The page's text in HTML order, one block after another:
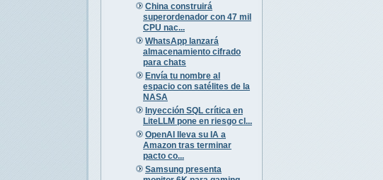
China construirá
superordenador con 47 mil
CPU nac...
WhatsApp lanzará
almacenamiento cifrado
para chats
Envía tu nombre al
espacio con satélites de la
NASA
Inyección SQL crítica en
LiteLLM pone en riesgo cl...
OpenAI lleva su IA a
Amazon tras terminar
pacto co...
Samsung presenta